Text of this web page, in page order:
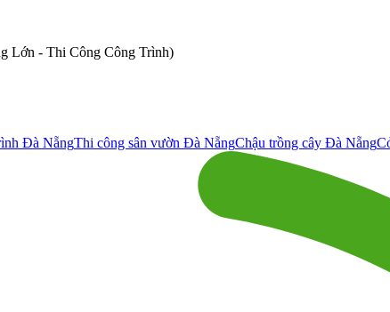
Lớn - Thi Công Công Trình)
Đà NẵngThi công sân vườn Đà NẵngChậu trồng cây Đà Nẵng